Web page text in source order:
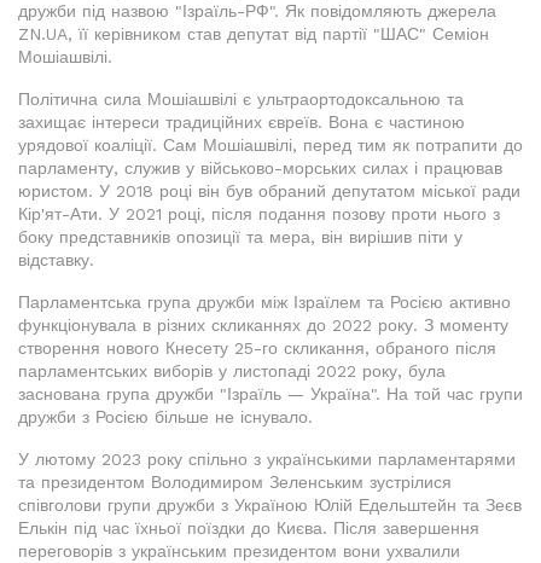
дружби під назвою "Ізраїль-РФ". Як повідомляють джерела
ZN.UA, її керівником став депутат від партії "ШАС" Семіон
Мошіашвілі.
Політична сила Мошіашвілі є ультраортодоксальною та
захищає інтереси традиційних євреїв. Вона є частиною
урядової коаліції. Сам Мошіашвілі, перед тим як потрапити до
парламенту, служив у військово-морських силах і працював
юристом. У 2018 році він був обраний депутатом міської ради
Кір'ят-Ати. У 2021 році, після подання позову проти нього з
боку представників опозиції та мера, він вирішив піти у
відставку.
Парламентська група дружби між Ізраїлем та Росією активно
функціонувала в різних скликаннях до 2022 року. З моменту
створення нового Кнесету 25-го скликання, обраного після
парламентських виборів у листопаді 2022 року, була
заснована група дружби "Ізраїль — Україна". На той час групи
дружби з Росією більше не існувало.
У лютому 2023 року спільно з українськими парламентарями
та президентом Володимиром Зеленським зустрілися
співголови групи дружби з Україною Юлій Едельштейн та Зеєв
Елькін під час їхньої поїздки до Києва. Після завершення
переговорів з українським президентом вони ухвалили